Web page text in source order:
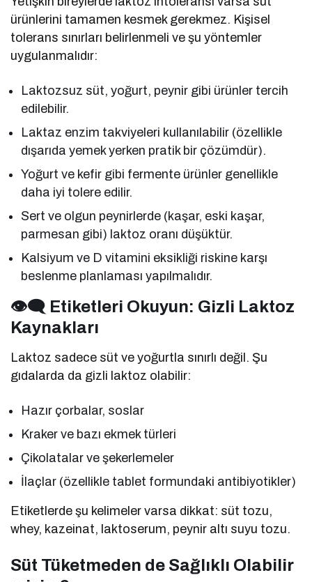
ürünlerini tamamen kesmek gerekmez. Kişisel
tolerans sınırları belirlenmeli ve şu yöntemler
uygulanmalıdır:
Laktozsuz süt, yoğurt, peynir gibi ürünler tercih
edilebilir.
Laktaz enzim takviyeleri kullanılabilir (özellikle
dışarıda yemek yerken pratik bir çözümdür).
Yoğurt ve kefir gibi fermente ürünler genellikle
daha iyi tolere edilir.
Sert ve olgun peynirlerde (kaşar, eski kaşar,
parmesan gibi) laktoz oranı düşüktür.
Kalsiyum ve D vitamini eksikliği riskine karşı
beslenme planlaması yapılmalıdır.
👁‍🗨 Etiketleri Okuyun: Gizli Laktoz
Kaynakları
Laktoz sadece süt ve yoğurtla sınırlı değil. Şu
gıdalarda da gizli laktoz olabilir:
Hazır çorbalar, soslar
Kraker ve bazı ekmek türleri
Çikolatalar ve şekerlemeler
İlaçlar (özellikle tablet formundaki antibiyotikler)
Etiketlerde şu kelimeler varsa dikkat: süt tozu,
whey, kazeinat, laktoserum, peynir altı suyu tozu.
Süt Tüketmeden de Sağlıklı Olabilir